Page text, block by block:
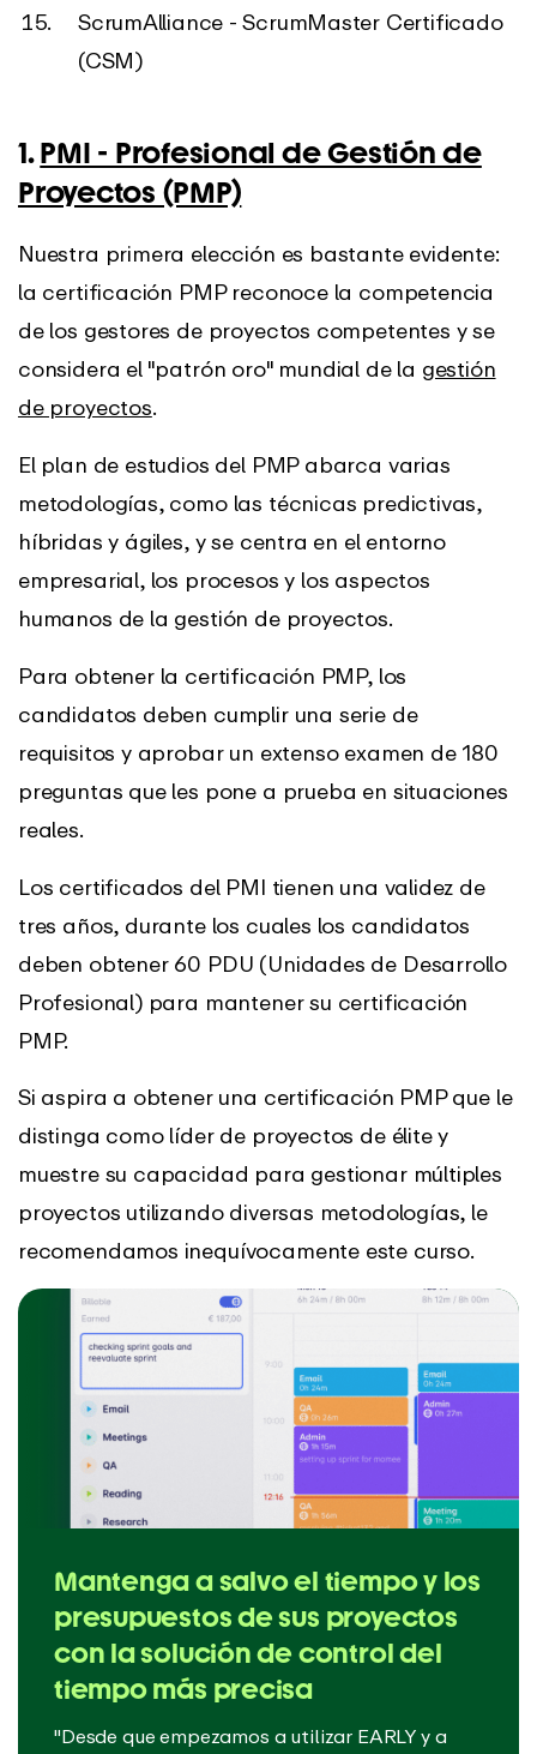
ScrumAlliance - ScrumMaster Certificado
(CSM)
1.PMI - Profesional de Gestión de
Proyectos (PMP)
Nuestra primera elección es bastante evidente:
la certificación PMP reconoce la competencia
de los gestores de proyectos competentes y se
considera el "patrón oro" mundial de la gestión
de proyectos.
El plan de estudios del PMP abarca varias
metodologías, como las técnicas predictivas,
híbridas y ágiles, y se centra en el entorno
empresarial, los procesos y los aspectos
humanos de la gestión de proyectos.
Para obtener la certificación PMP, los
candidatos deben cumplir una serie de
requisitos y aprobar un extenso examen de 180
preguntas que les pone a prueba en situaciones
reales.
Los certificados del PMI tienen una validez de
tres años, durante los cuales los candidatos
deben obtener 60 PDU (Unidades de Desarrollo
Profesional) para mantener su certificación
PMP.
Si aspira a obtener una certificación PMP que le
distinga como líder de proyectos de élite y
muestre su capacidad para gestionar múltiples
proyectos utilizando diversas metodologías, le
recomendamos inequívocamente este curso.
Mantenga a salvo el tiempo y los
presupuestos de sus proyectos
con la solución de control del
tiempo más precisa
"Desde que empezamos a utilizar EARLY y a